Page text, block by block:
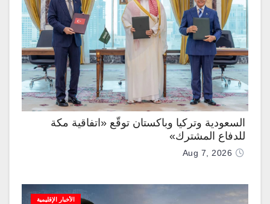
السعودية وتركيا وباكستان توقّع «اتفاقية مكة
للدفاع المشترك»
Aug 7, 2026
الأخبار الإقليمية